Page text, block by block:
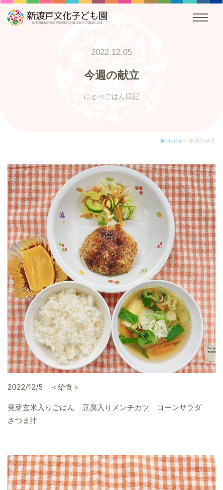
2022.12.05
今週の献立
にとべごはん日記
Home » 今週の献立
2022/12/5 ＜給食＞
発芽玄米入りごはん 豆腐入りメンチカツ コーンサラダ
さつま汁